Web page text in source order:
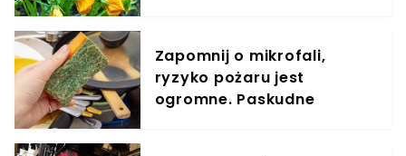
Zapomnij o mikrofali,
ryzyko pożaru jest
ogromne. Paskudne